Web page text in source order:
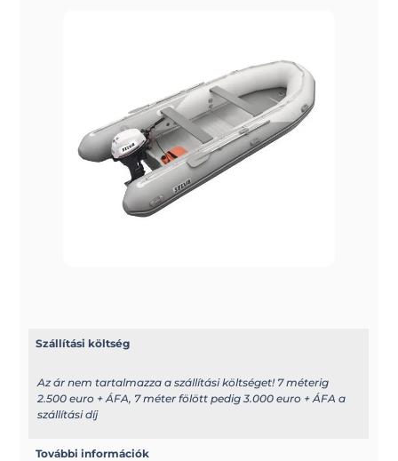
Szállítási költség
Az ár nem tartalmazza a szállítási költséget! 7 méterig
2.500 euro + ÁFA, 7 méter fölött pedig 3.000 euro + ÁFA a
szállítási díj
További információk